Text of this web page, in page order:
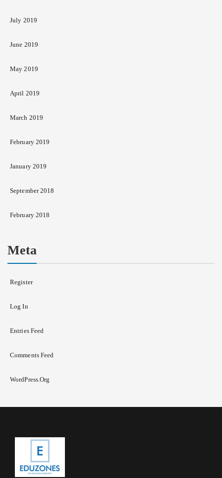
July 2019
June 2019
May 2019
April 2019
March 2019
February 2019
January 2019
September 2018
February 2018
Meta
Register
Log In
Entries Feed
Comments Feed
WordPress.org